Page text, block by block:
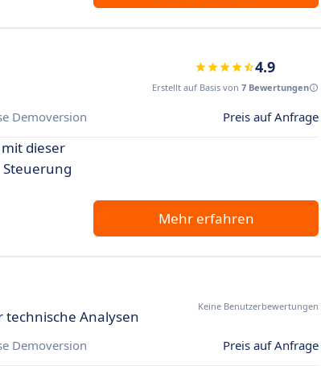
4.9
Erstellt auf Basis von 7 Bewertungen
Demoversion Preis auf Anfrage
dieser
Mehr erfahren
Analysen
Keine Benutzerbewertungen
Demoversion Preis auf Anfrage